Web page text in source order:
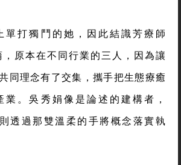
單打獨鬥的她，因此結識芳療師
原本在不同行業的三人，因為讓
同理念有了交集，攜手把生態療癒
業。吳秀娟像是論述的建構者，
透過那雙溫柔的手將概念落實執